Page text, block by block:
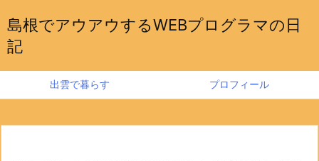
島根でアウアウするWEBプログラマの日
記
出雲で暮らす プロフィール